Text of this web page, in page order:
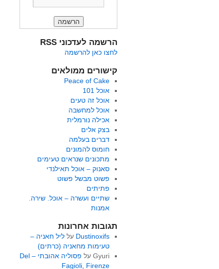
הרשמה לעדכוני RSS
לחצו כאן להרשמה
קישורים ממולאים
Peace of Cake
אוכל 101
אוכל זה טעים
אוכל למחשבה
אכילה נורמלית
בצק אלים
דברים בעלמה
חומוס להמונים
מתכונים שנראים טעימים
סאנוק – אוכל תאילנדי
פשוט מבשל פשוט
פתיתים
שתיים ועשרה – אוכל. שירה.
אמנות
תגובות אחרונות
Dustinoxifs על ליל חאניה –
טעימות מחאניה (כרתים)
Gyuriעל
פסוליה אהובתי – Del
Fagioli, Firenze